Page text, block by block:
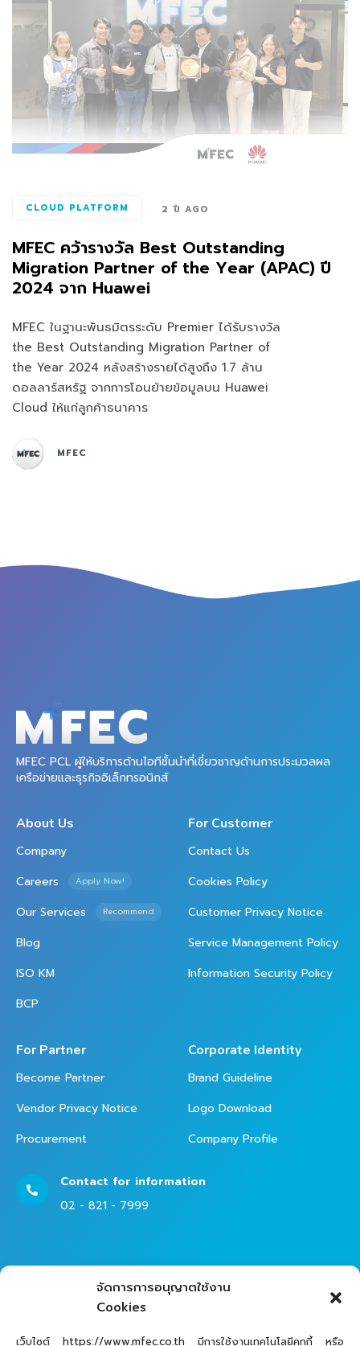
จัดการการอนุญาตใช้งาน
Cookies
เว็บไซต์ https://www.mfec.co.th มีการใช้งานเทคโนโลยีคุกกี้ หรือ
CLOUD PLATFORM 2 ปี AGO
MFEC คว้ารางวัล Best Outstanding
Migration Partner of the Year (APAC) ปี
2024 จาก Huawei
MFEC ในฐานะพันธมิตรระดับ Premier ได้รับรางวัล
the Best Outstanding Migration Partner of
the Year 2024 หลังสร้างรายได้สูงถึง 1.7 ล้าน
ดอลลาร์สหรัฐ จากการโอนย้ายข้อมูลบน Huawei
Cloud ให้แก่ลูกค้าธนาคาร
MFEC
MFEC PCL ผู้ให้บริการด้านไอทีชั้นนำที่เชี่ยวชาญด้านการประมวลผล
เครือข่ายและธุรกิจอิเล็กทรอนิกส์
About Us
Company
Careers
Apply Now!
Our Services Recommend
Blog
ISO KM
BCP
For Customer
Contact Us
Cookies Policy
Customer Privacy Notice
Service Management Policy
Information Security Policy
For Partner
Become Partner
Vendor Privacy Notice
Procurement
Corporate Identity
Brand Guideline
Logo Download
Company Profile
Contact for information
02 - 821 - 7999
02 - 821 - 7979